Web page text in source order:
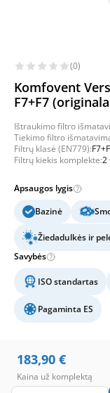
(0)
Komfovent
F7+F7
Ištraukimo filtro
Tiekimo filtro
Filtrų klasė (EN779):
Filtrų kiekis komplekte:2
Apsaugos lygis
Bazinė
Žiedadulkės ir
Savybės
ISO standartas
Pagaminta ES
183,90 €
Kaina už komplektą